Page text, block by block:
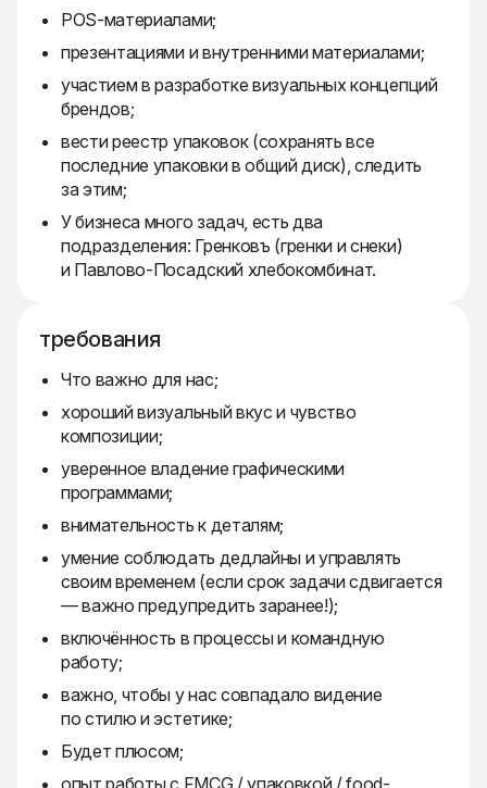
POS-материалами;
презентациями и внутренними материалами;
участием в разработке визуальных концепций
брендов;
вести реестр упаковок (сохранять все
последние упаковки в общий диск), следить
за этим;
У бизнеса много задач, есть два
подразделения: Гренковъ (гренки и снеки)
и Павлово-Посадский хлебокомбинат.
требования
Что важно для нас;
хороший визуальный вкус и чувство
композиции;
уверенное владение графическими
программами;
внимательность к деталям;
умение соблюдать дедлайны и управлять
своим временем (если срок задачи сдвигается
— важно предупредить заранее!);
включённость в процессы и командную
работу;
важно, чтобы у нас совпадало видение
по стилю и эстетике;
Будет плюсом;